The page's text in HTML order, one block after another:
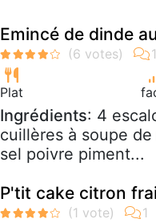
Emincé de dinde
Plat
Ingrédients: 4
cuillères à soupe
sel poivre piment...
P'tit cake citron